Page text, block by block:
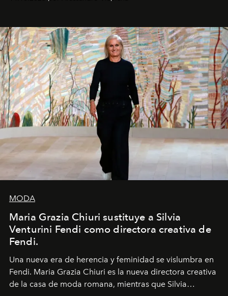
pérdida de tiempo", afirma.
MODA
Maria Grazia Chiuri sustituye a Silvia
Venturini Fendi como directora creativa de
Fendi.
Una nueva era de herencia y feminidad se vislumbra en
Fendi. Maria Grazia Chiuri es la nueva directora creativa
de la casa de moda romana, mientras que Silvia